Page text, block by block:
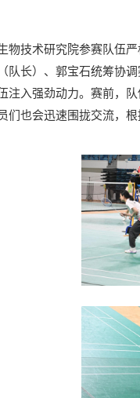
物技术研究院参赛队伍
队长）、郭宝石统筹协
注入强劲动力。赛前，
们也会迅速围拢交流，